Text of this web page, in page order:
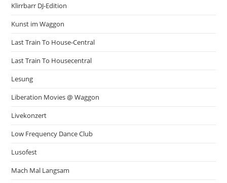
Klirrbarr DJ-Edition
Kunst im Waggon
Last Train To House-Central
Last Train To Housecentral
Lesung
Liberation Movies @ Waggon
Livekonzert
Low Frequency Dance Club
Lusofest
Mach Mal Langsam